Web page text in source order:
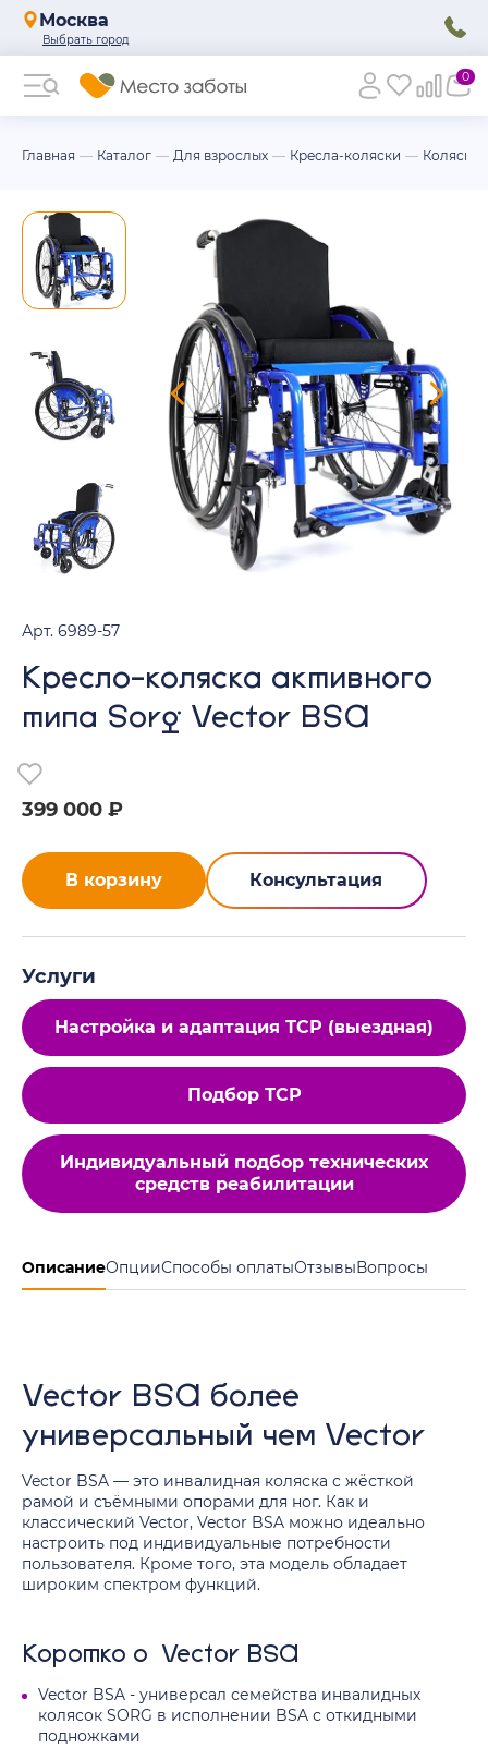
Москва
0
Главная Каталог Для взрослых Кресла-коляски Коляски
Арт. 6989-57
Кресло-коляска активного
типа Sorg Vector BSA
399 000 ₽
В корзину Консультация
Услуги
Настройка и адаптация ТСР (выездная)
Подбор ТСР
Индивидуальный подбор технических
средств реабилитации
ОписаниеОпцииСпособы оплатыОтзывыВопросы
Vector BSA более
универсальный чем Vector
Vector BSA — это инвалидная коляска с жёсткой
рамой и съёмными опорами для ног. Как и
классический Vector, Vector BSA можно идеально
настроить под индивидуальные потребности
пользователя. Кроме того, эта модель обладает
широким спектром функций.
Коротко о Vector BSA
Vector BSA - универсал семейства инвалидных
колясок SORG в исполнении BSA с откидными
подножками